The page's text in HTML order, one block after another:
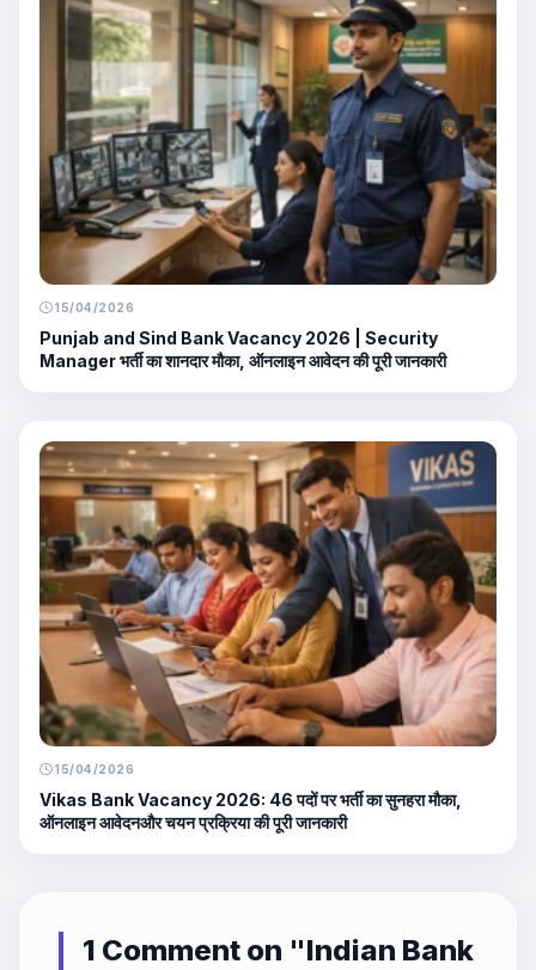
15/04/2026
Punjab and Sind Bank Vacancy 2026 | Security
Manager भर्ती का शानदार मौका, ऑनलाइन आवेदन की पूरी जानकारी
15/04/2026
Vikas Bank Vacancy 2026: 46 पदों पर भर्ती का सुनहरा मौका,
ऑनलाइन आवेदनऔर चयन प्रक्रिया की पूरी जानकारी
1 Comment on "Indian Bank